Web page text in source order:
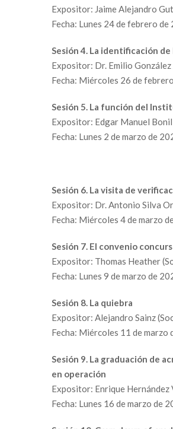
Expositor: Jaime Alejandro
Fecha: Lunes 24 de febrero de
Sesión 4. La identificación
Expositor: Dr. Emilio
Fecha: Miércoles 26 de
Sesión 5. La función del
Expositor: Edgar Manuel
Fecha: Lunes 2 de marzo de
Sesión 6. La visita de
Expositor: Dr. Antonio Silva
Fecha: Miércoles 4 de marzo
Sesión 7. El convenio
Expositor: Thomas Heather
Fecha: Lunes 9 de marzo de
Sesión 8. La quiebra
Expositor: Alejandro Sainz
Fecha: Miércoles 11 de marzo
Sesión 9. La graduación de
en operación
Expositor: Enrique
Fecha: Lunes 16 de marzo de